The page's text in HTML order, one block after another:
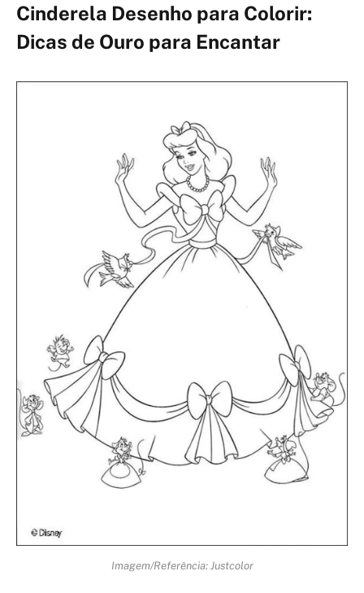
Cinderela Desenho para Colorir:
Dicas de Ouro para Encantar
Imagem/Referência: Justcolor